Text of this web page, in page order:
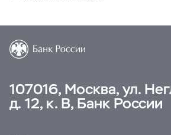
107016, Москва, ул.
д. 12, к. В, Банк России